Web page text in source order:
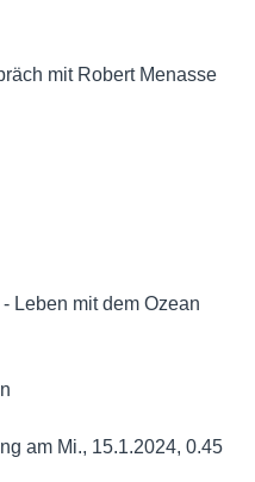
mit Robert Menasse
Leben mit dem Ozean
am Mi., 15.1.2024, 0.45